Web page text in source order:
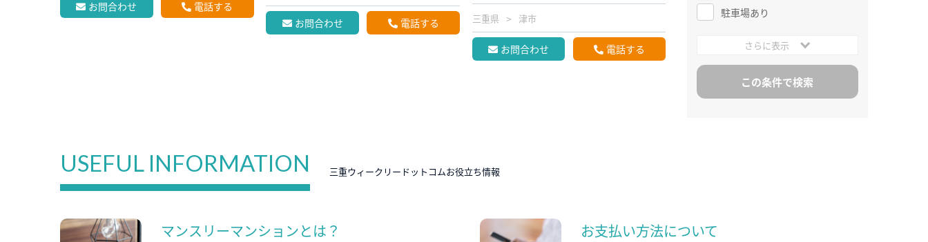
お問合わせ 電話する
お問合わせ 電話する 三重県 津市
お問合わせ 電話する
駐車場あり
さらに表示
USEFUL INFORMATION 三重ウィークリードットコムお役立ち情報
マンスリーマンションとは？ お支払い方法について